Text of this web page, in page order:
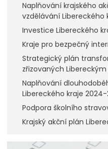
Naplňování krajského
vzdělávání Libereckého
Investice Libereckého
Kraje pro bezpečný
Strategický plán
zřizovaných
Naplňování
Libereckého kraje
Podpora školního
Krajský akční plán